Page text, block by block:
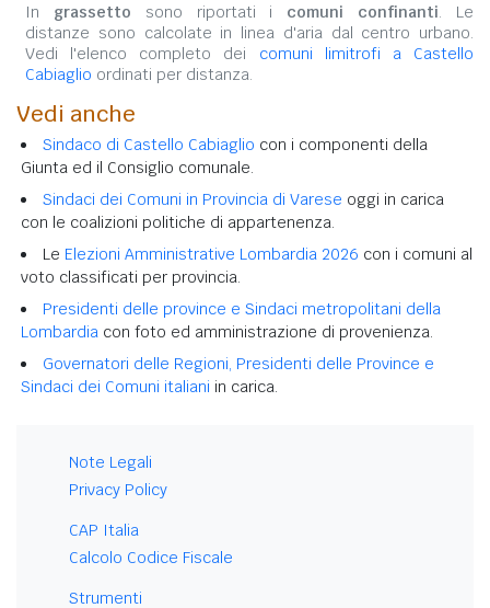
In grassetto sono riportati i comuni confinanti. Le
distanze sono calcolate in linea d'aria dal centro urbano.
Vedi l'elenco completo dei comuni limitrofi a Castello
Cabiaglio ordinati per distanza.
Vedi anche
Sindaco di Castello Cabiaglio con i componenti della
Giunta ed il Consiglio comunale.
Sindaci dei Comuni in Provincia di Varese oggi in carica
con le coalizioni politiche di appartenenza.
Le Elezioni Amministrative Lombardia 2026 con i comuni al
voto classificati per provincia.
Presidenti delle province e Sindaci metropolitani della
Lombardia con foto ed amministrazione di provenienza.
Governatori delle Regioni, Presidenti delle Province e
Sindaci dei Comuni italiani in carica.
Note Legali
Privacy Policy
CAP Italia
Calcolo Codice Fiscale
Strumenti